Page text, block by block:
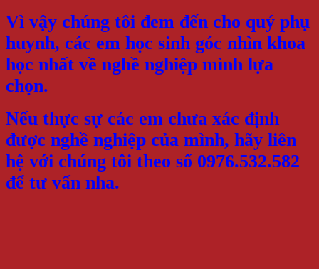
Vì vậy chúng tôi đem đến cho quý phụ
huynh, các em học sinh góc nhìn khoa
học nhất về nghề nghiệp mình lựa
chọn.
Nếu thực sự các em chưa xác định
được nghề nghiệp của mình, hãy liên
hệ với chúng tôi theo số 0976.532.582
để tư vấn nha.